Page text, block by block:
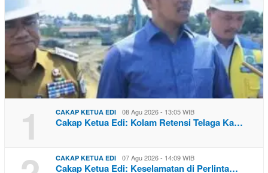
1 CAKAP KETUA EDI 08 Agu 2026 - 13:05 WIB
Cakap Ketua Edi: Kolam Retensi Telaga Ka…
CAKAP KETUA EDI 07 Agu 2026 - 14:09 WIB
Cakap Ketua Edi: Keselamatan di Perlinta…